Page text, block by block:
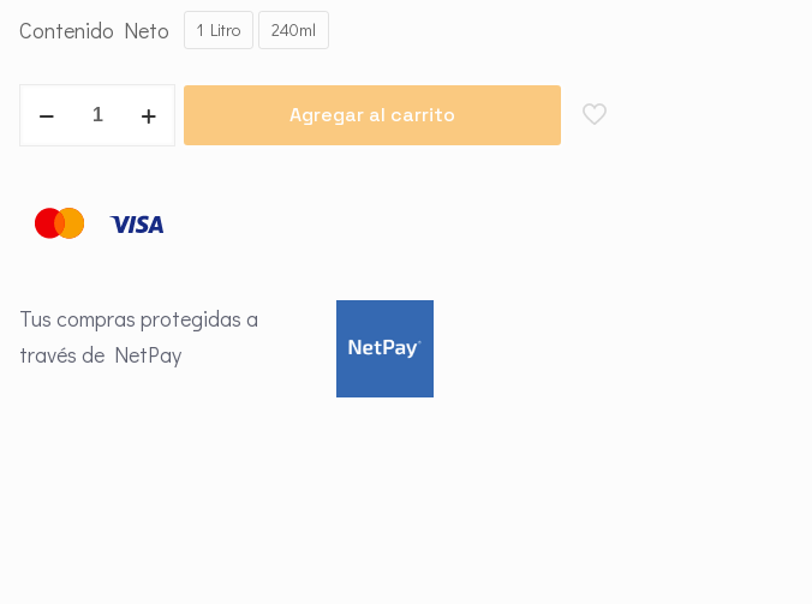
Contenido Neto 1 Litro 240ml
Agregar al carrito
Tus compras protegidas a
través de NetPay